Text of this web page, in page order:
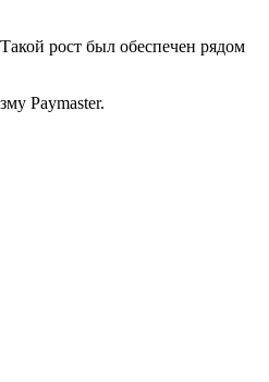
рост был обеспечен рядом
Paymaster.